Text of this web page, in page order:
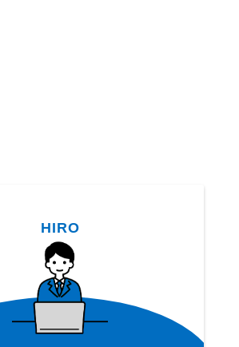
HIRO